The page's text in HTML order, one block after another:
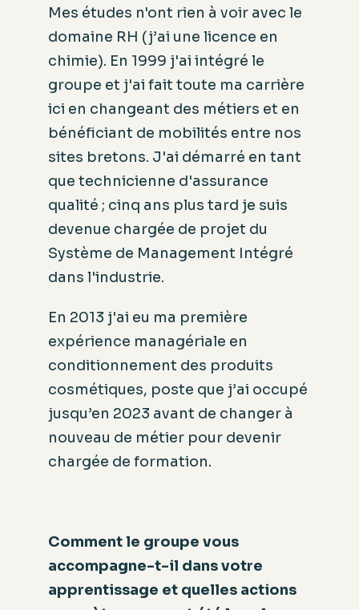
Mes études n'ont rien à voir avec le
domaine RH (j’ai une licence en
chimie). En 1999 j'ai intégré le
groupe et j'ai fait toute ma carrière
ici en changeant des métiers et en
bénéficiant de mobilités entre nos
sites bretons. J'ai démarré en tant
que technicienne d'assurance
qualité ; cinq ans plus tard je suis
devenue chargée de projet du
Système de Management Intégré
dans l'industrie.
En 2013 j'ai eu ma première
expérience managériale en
conditionnement des produits
cosmétiques, poste que j’ai occupé
jusqu’en 2023 avant de changer à
nouveau de métier pour devenir
chargée de formation.
Comment le groupe vous
accompagne-t-il dans votre
apprentissage et quelles actions